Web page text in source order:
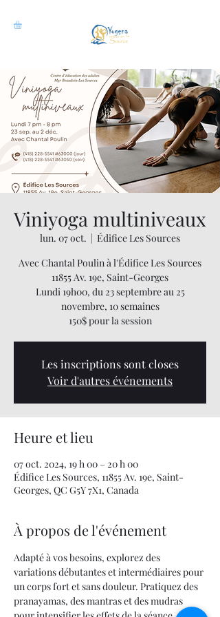
Viniyoga multiniveaux
lun. 07 oct.
  |
Édifice Les Sources
Avec Chantal Poulin à l'Édifice Les Sources
11855 Av. 19e, Saint-Georges
Lundi 19h00, du 23 septembre au 25
novembre, 10 semaines
150$ pour la session
Les inscriptions sont closes
Voir d'autres événements
Heure et lieu
07 oct. 2024, 19 h 00 – 20 h 00
Édifice Les Sources, 11855 Av. 19e, Saint-
Georges, QC G5Y 7X1, Canada
À propos de l'événement
Adapté à vos besoins, explorez des
variations débutantes et intermédiaires pour
un corps fort et sans douleur. Pratiquez des
pranayamas, des mantras et des mudras